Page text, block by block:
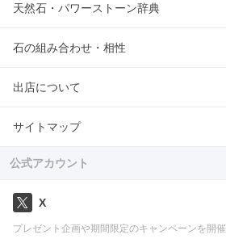
天然石・パワーストーン辞典
石の組み合わせ・相性
出店について
サイトマップ
公式アカウント
X
プレゼント企画や期間限定のキャンペーンを開催